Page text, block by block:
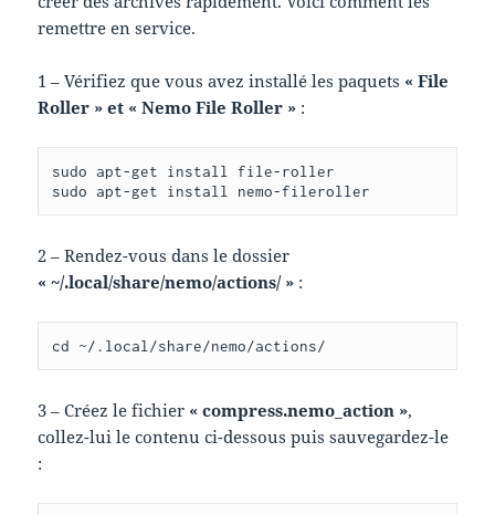
remettre en service.
1 – Vérifiez que vous avez installé les paquets « File
Roller » et « Nemo File Roller » :
sudo apt-get install file-roller
sudo apt-get install nemo-fileroller
2 – Rendez-vous dans le dossier
« ~/.local/share/nemo/actions/ » :
cd ~/.local/share/nemo/actions/
3 – Créez le fichier « compress.nemo_action »,
collez-lui le contenu ci-dessous puis sauvegardez-le
: